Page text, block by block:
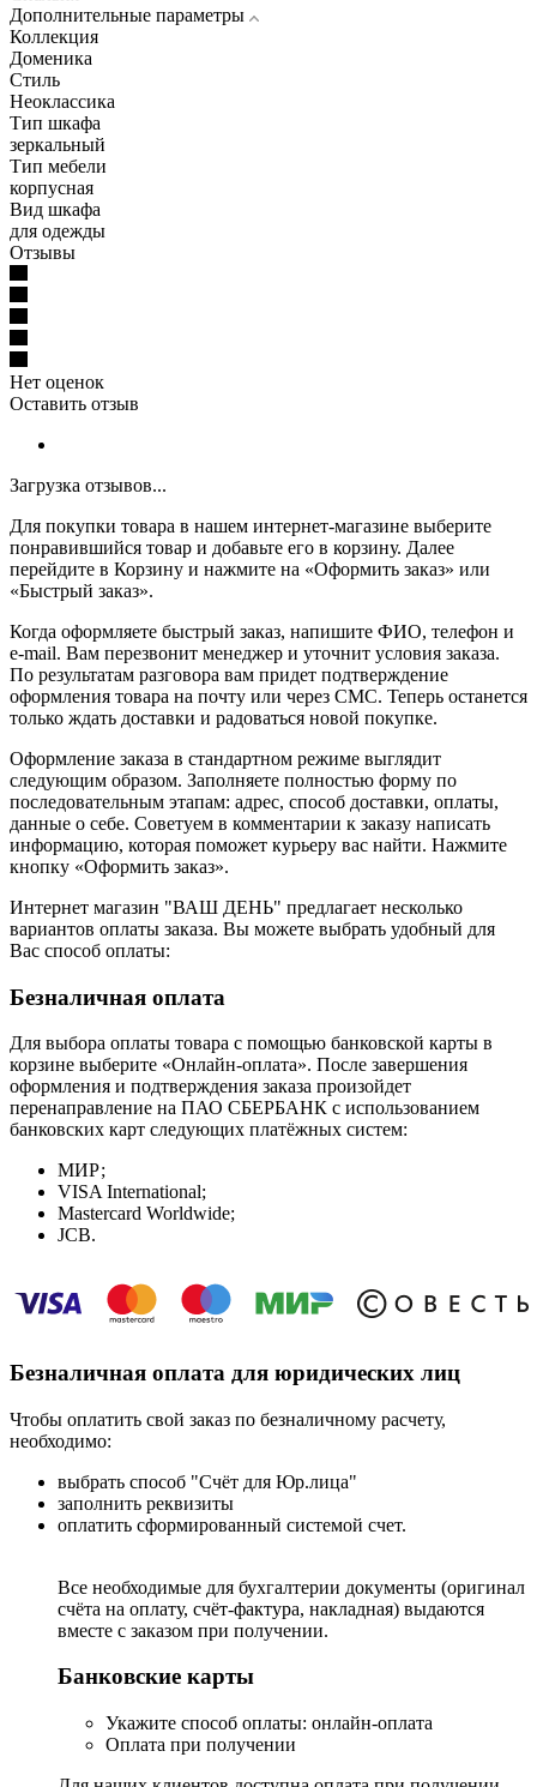
Дополнительные параметры
Коллекция
Доменика
Стиль
Неоклассика
Тип шкафа
зеркальный
Тип мебели
корпусная
Вид шкафа
для одежды
Отзывы
Нет оценок
Оставить отзыв
Загрузка отзывов...
Для покупки товара в нашем интернет-магазине выберите
понравившийся товар и добавьте его в корзину. Далее
перейдите в Корзину и нажмите на «Оформить заказ» или
«Быстрый заказ».
Когда оформляете быстрый заказ, напишите ФИО, телефон и
e-mail. Вам перезвонит менеджер и уточнит условия заказа.
По результатам разговора вам придет подтверждение
оформления товара на почту или через СМС. Теперь останется
только ждать доставки и радоваться новой покупке.
Оформление заказа в стандартном режиме выглядит
следующим образом. Заполняете полностью форму по
последовательным этапам: адрес, способ доставки, оплаты,
данные о себе. Советуем в комментарии к заказу написать
информацию, которая поможет курьеру вас найти. Нажмите
кнопку «Оформить заказ».
Интернет магазин "ВАШ ДЕНЬ" предлагает несколько
вариантов оплаты заказа. Вы можете выбрать удобный для
Вас способ оплаты:
Безналичная оплата
Для выбора оплаты товара с помощью банковской карты в
корзине выберите «Онлайн-оплата». После завершения
оформления и подтверждения заказа произойдет
перенаправление на ПАО СБЕРБАНК с использованием
банковских карт следующих платёжных систем:
МИР;
VISA International;
Mastercard Worldwide;
JCB.
Безналичная оплата для юридических лиц
Чтобы оплатить свой заказ по безналичному расчету,
необходимо:
выбрать способ "Счёт для Юр.лица"
заполнить реквизиты
оплатить сформированный системой счет.
Все необходимые для бухгалтерии документы (оригинал
счёта на оплату, счёт-фактура, накладная) выдаются
вместе с заказом при получении.
Банковские карты
Укажите способ оплаты: онлайн-оплата
Оплата при получении